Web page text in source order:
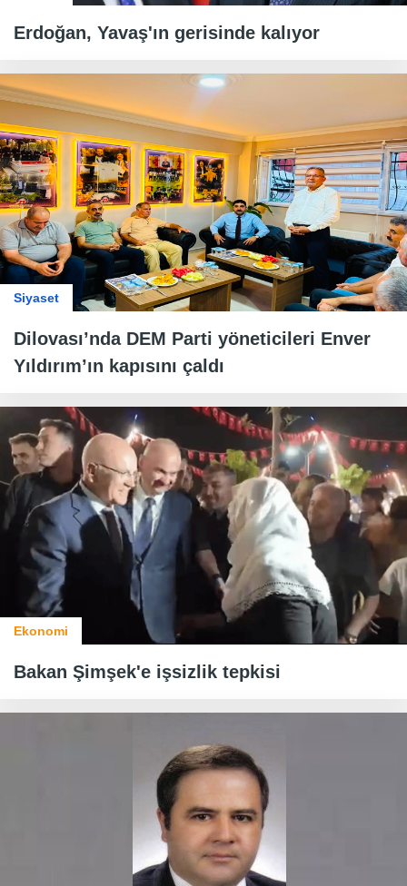
Erdoğan, Yavaş'ın gerisinde kalıyor
Siyaset
Dilovası’nda DEM Parti yöneticileri Enver
Yıldırım’ın kapısını çaldı
Ekonomi
Bakan Şimşek'e işsizlik tepkisi